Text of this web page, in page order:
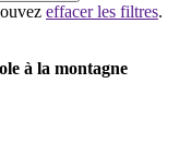
effacer les filtres.
à la montagne